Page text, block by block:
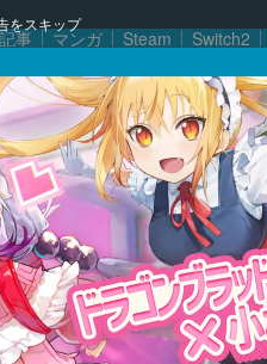
をスキップ
事 マンガ Steam Switch2